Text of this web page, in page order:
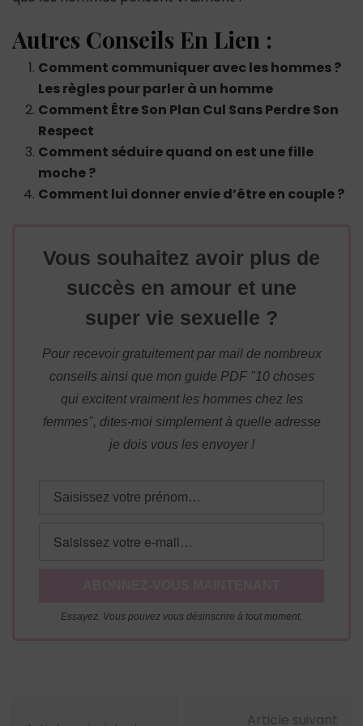
Autres Conseils En Lien :
Comment communiquer avec les hommes ?
Les règles pour parler à un homme
Comment Être Son Plan Cul Sans Perdre Son
Respect
Comment séduire quand on est une fille
moche ?
Comment lui donner envie d’être en couple ?
Vous souhaitez avoir plus de
succès en amour et une
super vie sexuelle ?
Pour recevoir gratuitement par mail de nombreux
conseils ainsi que mon guide PDF "10 choses
qui excitent vraiment les hommes chez les
femmes", dites-moi simplement à quelle adresse
je dois vous les envoyer !
Essayez. Vous pouvez vous désinscrire à tout moment.
Article suivant